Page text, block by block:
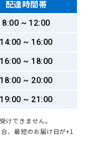
配達時間帯
8:00 ~ 12:00
14:00 ~ 16:00
16:00 ~ 18:00
18:00 ~ 20:00
19:00 ~ 21:00
できません。
、最短のお届け日が+1